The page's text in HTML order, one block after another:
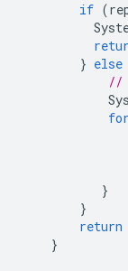
if (
} else
//
for
}
}
return
}